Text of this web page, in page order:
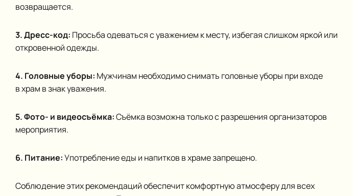
возвращается.
3. Дресс-код: Просьба одеваться с уважением к месту, избегая слишком яркой или
откровенной одежды.
4. Головные уборы: Мужчинам необходимо снимать головные уборы при входе
в храм в знак уважения.
5. Фото- и видеосъёмка:Съёмка возможна только с разрешения организаторов
мероприятия.
6. Питание:Употребление еды и напитков в храме запрещено.
Соблюдение этих рекомендаций обеспечит комфортную атмосферу для всех